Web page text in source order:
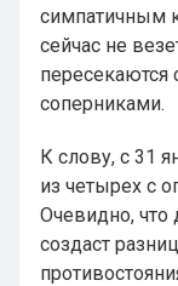
симпатичным
сейчас не
соперниками.
К слову, с 31
из четырех с
Очевидно, что
создаст